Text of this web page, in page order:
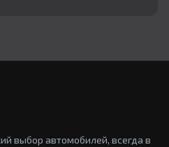
выбор автомобилей, всегда в